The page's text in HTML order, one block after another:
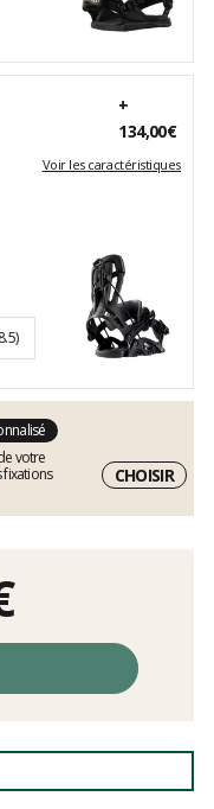
+
134,00€
Voir les caractéristiques
votre
fixations
CHOISIR